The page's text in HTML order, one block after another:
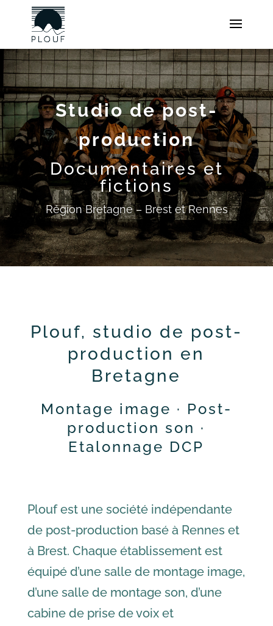
Studio de post-
production
Documentaires et
fictions
Région Bretagne – Brest et Rennes
Plouf, studio de post-
production en
Bretagne
Montage image · Post-
production son ·
Etalonnage DCP
Plouf est une société indépendante
de post-production basé à Rennes et
à Brest. Chaque établissement est
équipé d’une salle de montage image,
d’une salle de montage son, d’une
cabine de prise de voix et